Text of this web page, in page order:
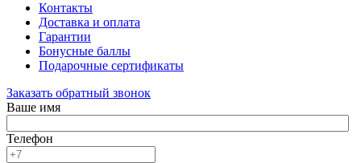
Контакты
Доставка и оплата
Гарантии
Бонусные баллы
Подарочные сертификаты
Заказать обратный звонок
Ваше имя
Телефон